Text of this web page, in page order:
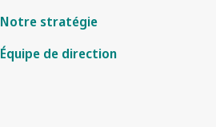
Notre stratégie
Équipe de direction